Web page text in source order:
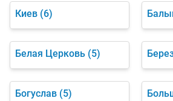
Киев (6)
Белая Церковь (5)
Богуслав (5)